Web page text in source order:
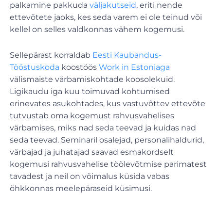
palkamine pakkuda väljakutseid, eriti nende
ettevõtete jaoks, kes seda varem ei ole teinud või
kellel on selles valdkonnas vähem kogemusi.
Sellepärast korraldab Eesti Kaubandus-
Tööstuskoda koostöös Work in Estoniaga
välismaiste värbamiskohtade koosolekuid.
Ligikaudu iga kuu toimuvad kohtumised
erinevates asukohtades, kus vastuvõttev ettevõte
tutvustab oma kogemust rahvusvahelises
värbamises, miks nad seda teevad ja kuidas nad
seda teevad. Seminaril osalejad, personalihaldurid,
värbajad ja juhatajad saavad esmakordselt
kogemusi rahvusvahelise töölevõtmise parimatest
tavadest ja neil on võimalus küsida vabas
õhkkonnas meelepäraseid küsimusi.